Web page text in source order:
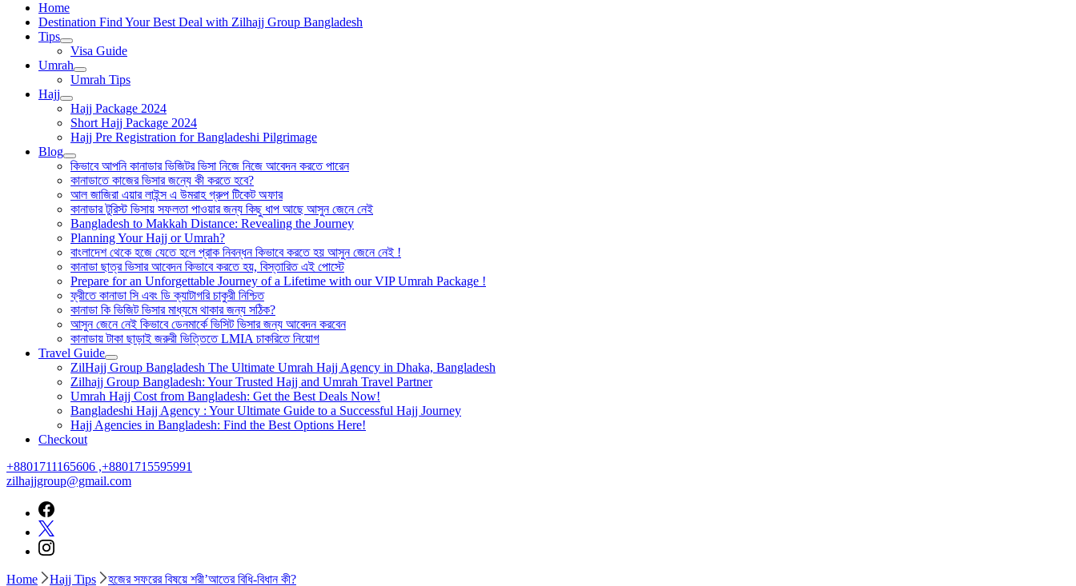
Home
Destination Find Your Best Deal with Zilhajj Group Bangladesh
Tips
Visa Guide
Umrah
Umrah Tips
Hajj
Hajj Package 2024
Short Hajj Package 2024
Hajj Pre Registration for Bangladeshi Pilgrimage
Blog
কিভাবে আপনি কানাডার ভিজিটর ভিসা নিজে নিজে আবেদন করতে পারেন
কানাডাতে কাজের ভিসার জন্যে কী করতে হবে?
আল জাজিরা এয়ার লাইন্স এ উমরাহ গ্রুপ টিকেট অফার
কানাডার টুরিস্ট ভিসায় সফলতা পাওয়ার জন্য কিছু ধাপ আছে আসুন জেনে নেই
Bangladesh to Makkah Distance: Revealing the Journey
Planning Your Hajj or Umrah?
বাংলাদেশ থেকে হজে যেতে হলে প্রাক নিবন্ধন কিভাবে করতে হয় আসুন জেনে নেই !
কানাডা ছাত্র ভিসার আবেদন কিভাবে করতে হয়, বিস্তারিত এই পোস্টে
Prepare for an Unforgettable Journey of a Lifetime with our VIP Umrah Package !
ফ্রীতে কানাডা সি এবং ডি ক্যাটাগরি চাকুরী নিশ্চিত
কানাডা কি ভিজিট ভিসার মাধ্যমে থাকার জন্য সঠিক?
আসুন জেনে নেই কিভাবে ডেনমার্কে ভিসিট ভিসার জন্য আবেদন করবেন
কানাডায় টাকা ছাড়াই জরুরী ভিত্তিতে LMIA চাকরিতে নিয়োগ
Travel Guide
ZilHajj Group Bangladesh The Ultimate Umrah Hajj Agency in Dhaka, Bangladesh
Zilhajj Group Bangladesh: Your Trusted Hajj and Umrah Travel Partner
Umrah Hajj Cost from Bangladesh: Get the Best Deals Now!
Bangladeshi Hajj Agency : Your Ultimate Guide to a Successful Hajj Journey
Hajj Agencies in Bangladesh: Find the Best Options Here!
Checkout
+8801711165606 ,+8801715595991
zilhajjgroup@gmail.com
Home Hajj Tips হজের সফরের বিষয়ে শরী’আতের বিধি-বিধান কী?